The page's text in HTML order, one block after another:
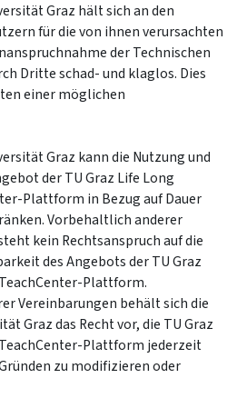
Graz hält sich an den
für die von ihnen verursachten
der Technischen
Dritte schad- und klaglos. Dies
einer möglichen
Graz kann die Nutzung und
der TU Graz Life Long
Plattform in Bezug auf Dauer
Vorbehaltlich anderer
kein Rechtsanspruch auf die
des Angebots der TU Graz
Plattform.
Vereinbarungen behält sich die
Graz das Recht vor, die TU Graz
Plattform jederzeit
zu modifizieren oder